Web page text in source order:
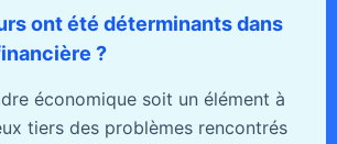
ont été déterminants dans
?
économique soit un élément à
tiers des problèmes rencontrés